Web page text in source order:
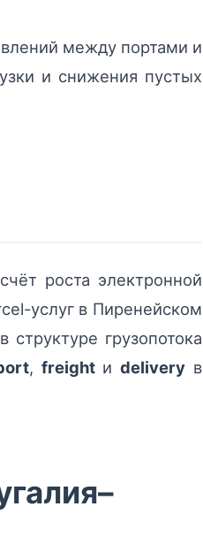
между портами и
и снижения пустых
роста электронной
услуг в Пиренейском
грузопотока
, freightиdelivery в